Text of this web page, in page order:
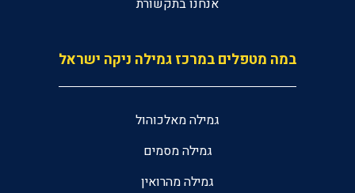
אנחנו בתקשורת
במה מטפלים במרכז גמילה ניקה ישראל
גמילה מאלכוהול
גמילה מסמים
גמילה מהרואין